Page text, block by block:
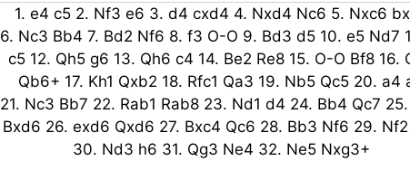
1. e4 c5 2. Nf3 e6 3. d4 cxd4 4. Nxd4 Nc6 5. Nxc6
6. Nc3 Bb4 7. Bd2 Nf6 8. f3 O-O 9. Bd3 d5 10. e5 Nd7
c5 12. Qh5 g6 13. Qh6 c4 14. Be2 Re8 15. O-O Bf8 16.
Qb6+ 17. Kh1 Qxb2 18. Rfc1 Qa3 19. Nb5 Qc5 20. a4
21. Nc3 Bb7 22. Rab1 Rab8 23. Nd1 d4 24. Bb4 Qc7 25.
Bxd6 26. exd6 Qxd6 27. Bxc4 Qc6 28. Bb3 Nf6 29. Nf2
30. Nd3 h6 31. Qg3 Ne4 32. Ne5 Nxg3+